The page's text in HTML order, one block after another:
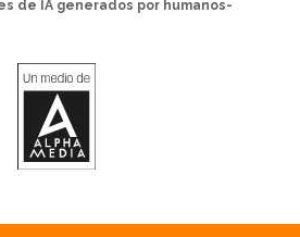
de IA generados por humanos-